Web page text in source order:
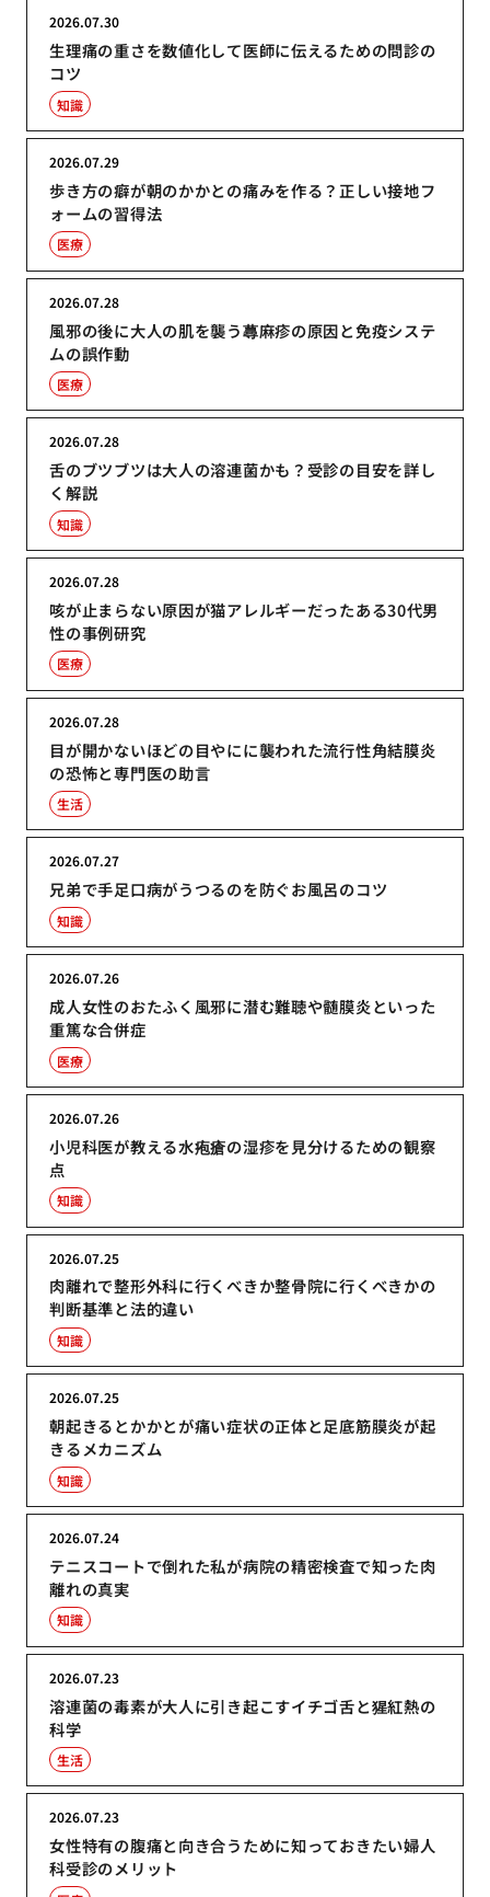
生理痛の重さを数値化して医師に伝えるための問診の
コツ
2026.07.30
知識
歩き方の癖が朝のかかとの痛みを作る？正しい接地フ
ォームの習得法
2026.07.29
医療
風邪の後に大人の肌を襲う蕁麻疹の原因と免疫システ
ムの誤作動
2026.07.28
医療
舌のブツブツは大人の溶連菌かも？受診の目安を詳し
く解説
2026.07.28
知識
咳が止まらない原因が猫アレルギーだったある30代男
性の事例研究
2026.07.28
医療
目が開かないほどの目やにに襲われた流行性角結膜炎
の恐怖と専門医の助言
2026.07.28
生活
兄弟で手足口病がうつるのを防ぐお風呂のコツ
2026.07.27
知識
成人女性のおたふく風邪に潜む難聴や髄膜炎といった
重篤な合併症
2026.07.26
医療
小児科医が教える水疱瘡の湿疹を見分けるための観察
点
2026.07.26
知識
肉離れで整形外科に行くべきか整骨院に行くべきかの
判断基準と法的違い
2026.07.25
知識
朝起きるとかかとが痛い症状の正体と足底筋膜炎が起
きるメカニズム
2026.07.25
知識
テニスコートで倒れた私が病院の精密検査で知った肉
離れの真実
2026.07.24
知識
溶連菌の毒素が大人に引き起こすイチゴ舌と猩紅熱の
科学
2026.07.23
生活
女性特有の腹痛と向き合うために知っておきたい婦人
科受診のメリット
2026.07.23